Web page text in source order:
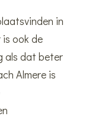
in
ook de
als dat beter
Almere is